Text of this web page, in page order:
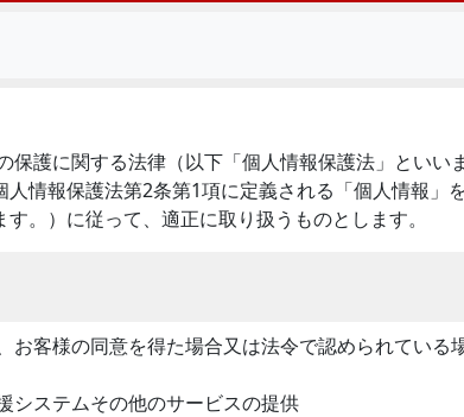
護に関する法律（以下「個人情報保護法」といい
情報保護法第2条第1項に定義される「個人情報」
。）に従って、適正に取り扱うものとします。
お客様の同意を得た場合又は法令で認められてい
システムその他のサービスの提供